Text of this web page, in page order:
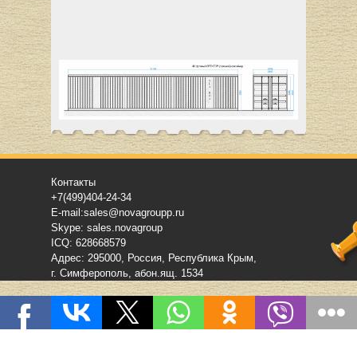
Контакты
+7(499)404-24-34
E-mail:sales@novagroupp.ru
Skype: sales.novagroup
ICQ: 628668579
Адрес: 295000, Россия, Республика Крым,
г. Симферополь, абон.ящ. 1534